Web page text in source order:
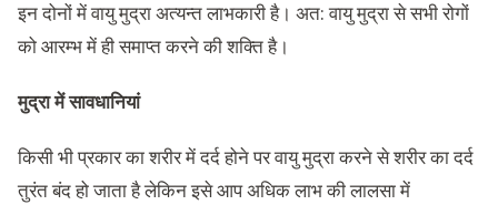
इन दोनों में वायु मुद्रा अत्यन्त लाभकारी है। अत: वायु मुद्रा से सभी रोगों
को आरम्भ में ही समाप्त करने की शक्ति है।
मुद्रा में सावधानियां
किसी भी प्रकार का शरीर में दर्द होने पर वायु मुद्रा करने से शरीर का दर्द
तुरंत बंद हो जाता है लेकिन इसे आप अधिक लाभ की लालसा में